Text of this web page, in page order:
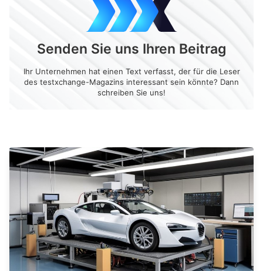
Senden Sie uns Ihren Beitrag
Ihr Unternehmen hat einen Text verfasst, der für die Leser
des testxchange-Magazins interessant sein könnte? Dann
schreiben Sie uns!